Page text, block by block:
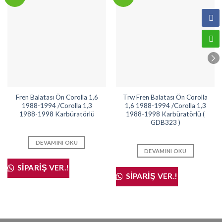
Fren Balatası Ön Corolla 1,6
1988-1994 /Corolla 1,3
1988-1998 Karbüratörlü
DEVAMINI OKU
SIPARIŞ VER.!
Trw Fren Balatası Ön Corolla
1,6 1988-1994 /Corolla 1,3
1988-1998 Karbüratörlü (
GDB323 )
DEVAMINI OKU
SIPARIŞ VER.!